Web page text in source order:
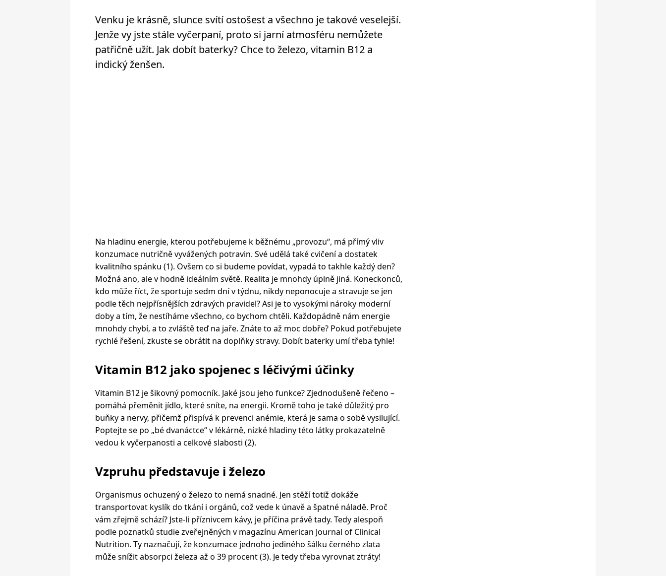
Venku je krásně, slunce svítí ostošest a všechno je takové veselejší.
Jenže vy jste stále vyčerpaní, proto si jarní atmosféru nemůžete
patřičně užít. Jak dobít baterky? Chce to železo, vitamin B12 a
indický ženšen.
Na hladinu energie, kterou potřebujeme k běžnému „provozu“, má přímý vliv
konzumace nutričně vyvážených potravin. Své udělá také cvičení a dostatek
kvalitního spánku (1). Ovšem co si budeme povídat, vypadá to takhle každý den?
Možná ano, ale v hodně ideálním světě. Realita je mnohdy úplně jiná. Koneckonců,
kdo může říct, že sportuje sedm dní v týdnu, nikdy neponocuje a stravuje se jen
podle těch nejpřísnějších zdravých pravidel? Asi je to vysokými nároky moderní
doby a tím, že nestíháme všechno, co bychom chtěli. Každopádně nám energie
mnohdy chybí, a to zvláště teď na jaře. Znáte to až moc dobře? Pokud potřebujete
rychlé řešení, zkuste se obrátit na doplňky stravy. Dobít baterky umí třeba tyhle!
Vitamin B12 jako spojenec s léčivými účinky
Vitamin B12 je šikovný pomocník. Jaké jsou jeho funkce? Zjednodušeně řečeno –
pomáhá přeměnit jídlo, které sníte, na energii. Kromě toho je také důležitý pro
buňky a nervy, přičemž přispívá k prevenci anémie, která je sama o sobě vysilující.
Poptejte se po „bé dvanáctce“ v lékárně, nízké hladiny této látky prokazatelně
vedou k vyčerpanosti a celkové slabosti (2).
Vzpruhu představuje i železo
Organismus ochuzený o železo to nemá snadné. Jen stěží totiž dokáže
transportovat kyslík do tkání i orgánů, což vede k únavě a špatné náladě. Proč
vám zřejmě schází? Jste-li příznivcem kávy, je příčina právě tady. Tedy alespoň
podle poznatků studie zveřejněných v magazínu American Journal of Clinical
Nutrition. Ty naznačují, že konzumace jednoho jediného šálku černého zlata
může snížit absorpci železa až o 39 procent (3). Je tedy třeba vyrovnat ztráty!